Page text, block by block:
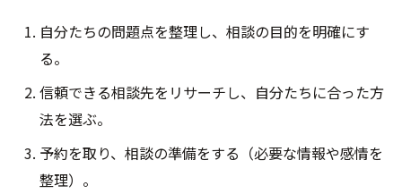
自分たちの問題点を整理し、相談の目的を明確にす
る。
信頼できる相談先をリサーチし、自分たちに合った方
法を選ぶ。
予約を取り、相談の準備をする（必要な情報や感情を
整理）。